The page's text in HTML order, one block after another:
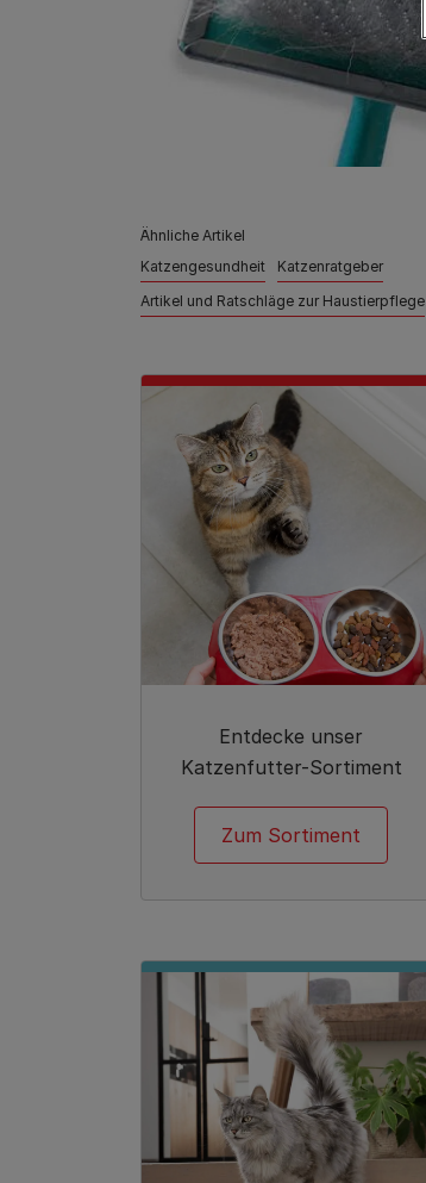
Ähnliche Artikel
Katzengesundheit
Katzenratgeber
Artikel und Ratschläge zur Haustierpflege
Entdecke unser
Katzenfutter-Sortiment
Zum Sortiment